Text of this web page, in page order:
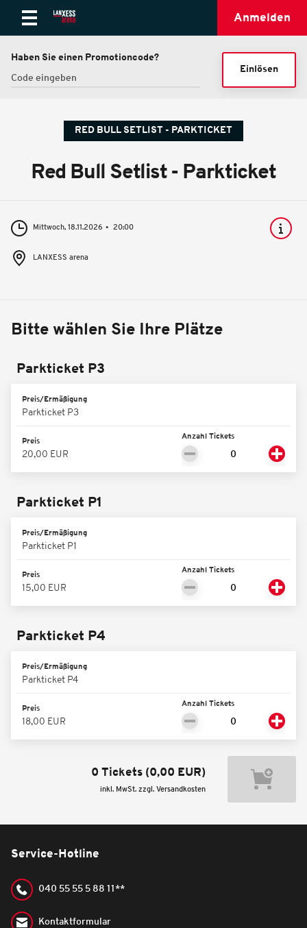
Anmelden
Haben Sie einen Promotioncode?
Einlösen
RED BULL SETLIST - PARKTICKET
Red Bull Setlist - Parkticket
Mittwoch, 18.11.2026 20:00
LANXESS arena
Bitte wählen Sie Ihre Plätze
Parkticket P3
Preis/Ermäßigung
Parkticket P3
Preis
20,00 EUR
Anzahl Tickets
Parkticket P1
Preis/Ermäßigung
Parkticket P1
Preis
15,00 EUR
Anzahl Tickets
Parkticket P4
Preis/Ermäßigung
Parkticket P4
Preis
18,00 EUR
Anzahl Tickets
0 Tickets (0,00 EUR)
inkl. MwSt. zzgl. Versandkosten
Service-Hotline
040 55 55 5 88 11**
Kontaktformular